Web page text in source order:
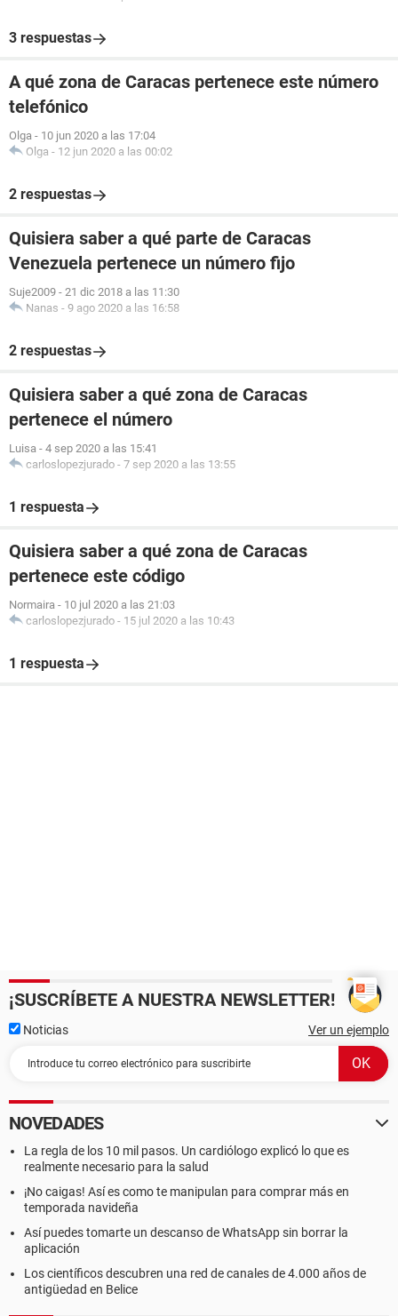
3 respuestas
A qué zona de Caracas pertenece este número
telefónico
Olga - 10 jun 2020 a las 17:04
Olga - 12 jun 2020 a las 00:02
2 respuestas
Quisiera saber a qué parte de Caracas
Venezuela pertenece un número fijo
Suje2009 - 21 dic 2018 a las 11:30
Nanas - 9 ago 2020 a las 16:58
2 respuestas
Quisiera saber a qué zona de Caracas
pertenece el número
Luisa - 4 sep 2020 a las 15:41
carloslopezjurado - 7 sep 2020 a las 13:55
1 respuesta
Quisiera saber a qué zona de Caracas
pertenece este código
Normaira - 10 jul 2020 a las 21:03
carloslopezjurado - 15 jul 2020 a las 10:43
1 respuesta
¡SUSCRÍBETE A NUESTRA NEWSLETTER!
Noticias Ver un ejemplo
NOVEDADES
La regla de los 10 mil pasos. Un cardiólogo explicó lo que es
realmente necesario para la salud
¡No caigas! Así es como te manipulan para comprar más en
temporada navideña
Así puedes tomarte un descanso de WhatsApp sin borrar la
aplicación
Los científicos descubren una red de canales de 4.000 años de
antigüedad en Belice